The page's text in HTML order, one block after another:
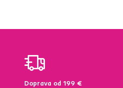
Doprava od 199 €